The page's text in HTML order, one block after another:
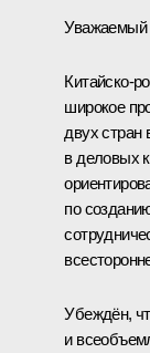
Уважаемый
Китайско-
широкое
двух стран
в деловых
по
Убеждён,
и